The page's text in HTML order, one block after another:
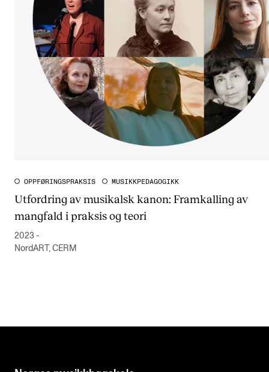
OPPFØRINGSPRAKSIS MUSIKKPEDAGOGIKK
Utfordring av musikalsk kanon: Framkalling av
mangfald i praksis og teori
2023 -
NordART, CERM